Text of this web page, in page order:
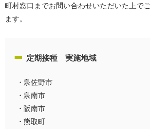
町村窓口までお問い合わせいただいた上で
ます。
定期接種 実施地域
泉佐野市
泉南市
阪南市
熊取町